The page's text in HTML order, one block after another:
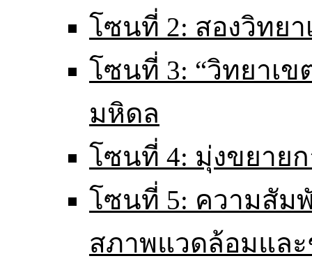
โซนที่ 2: สองวิทย
โซนที่ 3: “วิทยาเ
มหิดล
โซนที่ 4: มุ่งขยาย
โซนที่ 5: ความสัม
สภาพแวดล้อมแล